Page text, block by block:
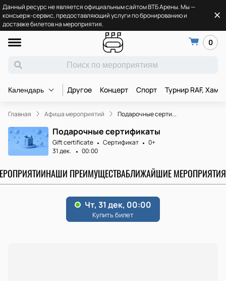
Данный ресурс не является официальным сайтом ВТБ Арены. Мы —
консьерж-сервис, предоставляющий услуги по бронированию и
доставке билетов на мероприятия.
0
Календарь Другое Концерт Спорт Турнир RAF,
Главная Афиша мероприятий Подарочные серти...
Подарочные сертификаты
Gift certificate Сертификат
0+
31 дек.
00:00
НАШИ ПРЕИМУЩЕСТВАБЛИЖАЙШИЕ МЕРОПРИЯТИЯ